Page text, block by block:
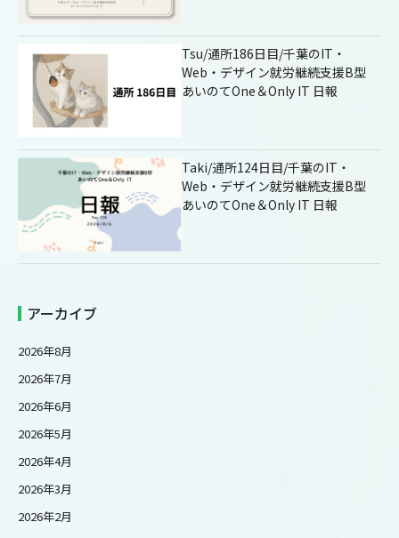
Tsu/通所186日目/千葉のIT・
Web・デザイン就労継続支援B型
あいのてOne＆Only IT 日報
Taki/通所124日目/千葉のIT・
Web・デザイン就労継続支援B型
あいのてOne＆Only IT 日報
アーカイブ
2026年8月
2026年7月
2026年6月
2026年5月
2026年4月
2026年3月
2026年2月